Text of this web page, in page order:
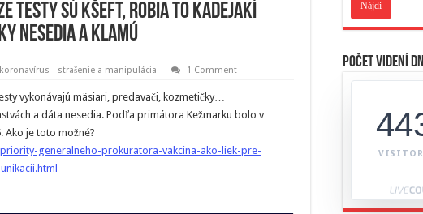
testy sú kšeft, robia to kadejakí
nesedia a klamú
koronavírus - strašenie a manipulácia 1 Comment
vykonávajú mäsiari, predavači, kozmetičky…
a dáta nesedia. Podľa primátora Kežmarku bolo v
Ako je toto možné?
generalneho-prokuratora-vakcina-ako-liek-pre-
Počet videní